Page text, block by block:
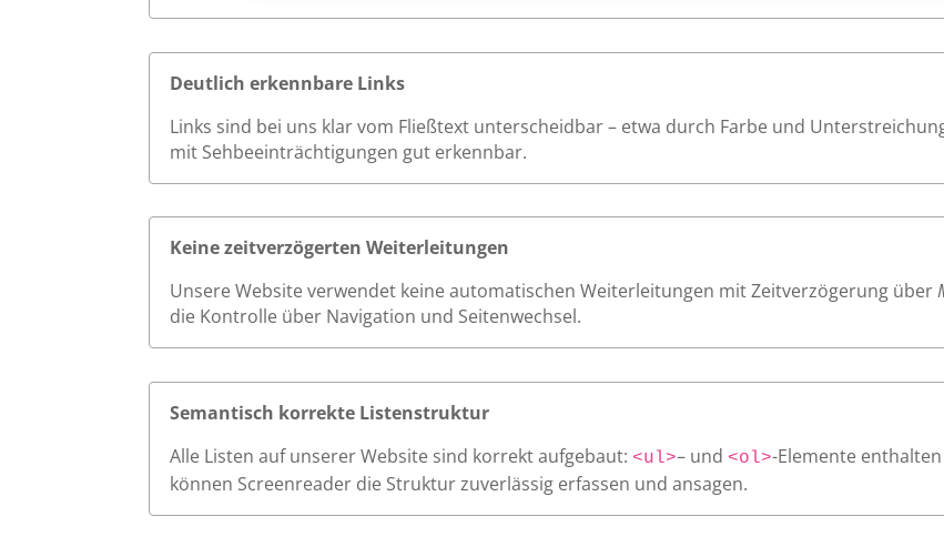
Deutlich erkennbare Links
Links sind bei uns klar vom Fließtext unterscheidbar – etwa durch Farbe und
mit Sehbeeinträchtigungen gut erkennbar.
Keine zeitverzögerten Weiterleitungen
Unsere Website verwendet keine automatischen Weiterleitungen mit Zeitverzögerung über
die Kontrolle über Navigation und Seitenwechsel.
Semantisch korrekte Listenstruktur
Alle Listen auf unserer Website sind korrekt aufgebaut: <ul>– und <ol>-Elemente
können Screenreader die Struktur zuverlässig erfassen und ansagen.